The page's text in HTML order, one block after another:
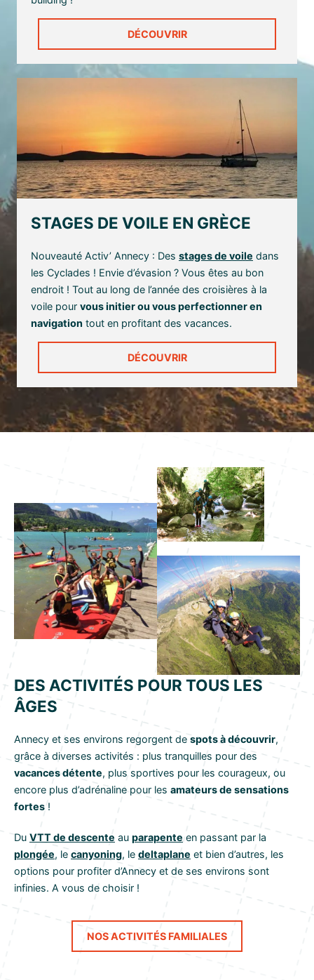
DÉCOUVRIR
STAGES DE VOILE EN GRÈCE
Nouveauté Activ’ Annecy : Des stages de voile dans
les Cyclades ! Envie d’évasion ? Vous êtes au bon
endroit ! Tout au long de l’année des croisières à la
voile pour vous initier ou vous perfectionner en
navigation tout en profitant des vacances.
DÉCOUVRIR
DES ACTIVITÉS POUR TOUS LES
ÂGES
Annecy et ses environs regorgent de spots à découvrir,
grâce à diverses activités : plus tranquilles pour des
vacances détente, plus sportives pour les courageux, ou
encore plus d’adrénaline pour les amateurs de sensations
fortes !
Du VTT de descente au parapente en passant par la
plongée, le canyoning, le deltaplane et bien d’autres, les
options pour profiter d’Annecy et de ses environs sont
infinies. A vous de choisir !
NOS ACTIVITÉS FAMILIALES